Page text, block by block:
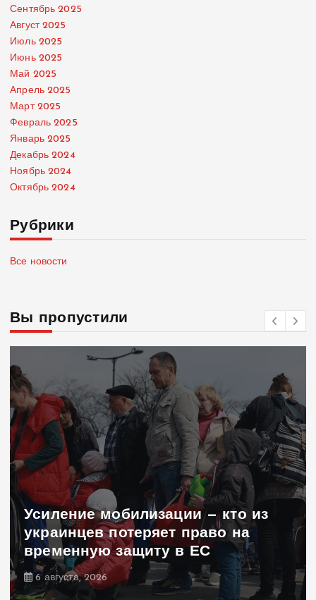
Сентябрь 2025
Август 2025
Июль 2025
Июнь 2025
Май 2025
Апрель 2025
Март 2025
Февраль 2025
Январь 2025
Декабрь 2024
Ноябрь 2024
Октябрь 2024
Рубрики
Все новости
Вы пропустили
Усиление мобилизации — кто из
украинцев потеряет право на
временную защиту в ЕС
6 августа, 2026